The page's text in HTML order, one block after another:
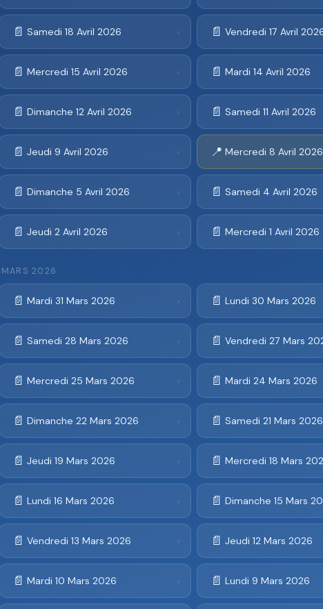
📄 Samedi 18 Avril 2026 › 📄 Vendredi 17 Avril
📄 Mercredi 15 Avril 2026 › 📄 Mardi 14 Avril 2026
📄 Dimanche 12 Avril 2026 › 📄 Samedi 11 Avril 2026
📄 Jeudi 9 Avril 2026 › 📍 Mercredi 8 Avril 2026
📄 Dimanche 5 Avril 2026 › 📄 Samedi 4 Avril 2026
📄 Jeudi 2 Avril 2026 › 📄 Mercredi 1 Avril 2026
MARS 2026
📄 Mardi 31 Mars 2026 › 📄 Lundi 30 Mars 2026
📄 Samedi 28 Mars 2026 › 📄 Vendredi 27 Mars
📄 Mercredi 25 Mars 2026 › 📄 Mardi 24 Mars 2026
📄 Dimanche 22 Mars 2026 › 📄 Samedi 21 Mars 2026
📄 Jeudi 19 Mars 2026 › 📄 Mercredi 18 Mars
📄 Lundi 16 Mars 2026 › 📄 Dimanche 15 Mars
📄 Vendredi 13 Mars 2026 › 📄 Jeudi 12 Mars 2026
📄 Mardi 10 Mars 2026 › 📄 Lundi 9 Mars 2026